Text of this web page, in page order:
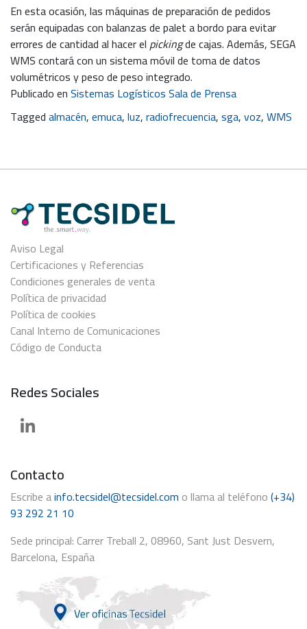
En esta ocasión, las máquinas de preparación de pedidos
serán equipadas con balanzas de palet a bordo para evitar
errores de cantidad al hacer elpickingde cajas. Además, SEGA
WMS contará con un sistema móvil de toma de datos
volumétricos y peso de peso integrado.
Publicado enSistemas Logísticos Sala de Prensa
Taggedalmacén,emuca,luz,radiofrecuencia,sga,voz,WMS
Aviso Legal
Certificaciones y Referencias
Condiciones generales de venta
Política de privacidad
Política de cookies
Canal Interno de Comunicaciones
Código de Conducta
Redes Sociales
Contacto
Escribe ainfo.tecsidel@tecsidel.com o llama al teléfono(+34)
93 292 21 10
Sede principal: Carrer Treball 2, 08960, Sant Just Desvern,
Barcelona, España